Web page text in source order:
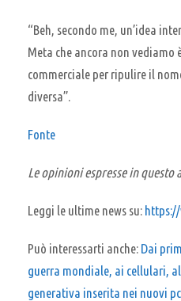
“Beh, secondo me, un’idea
Meta che ancora non
commerciale per ripulire il
diversa”.
Fonte
Le opinioni espresse in questo
Leggi le ultime news su:
Può interessarti anche: Dai
guerra mondiale, ai cellulari,
generativa inserita nei nuovi